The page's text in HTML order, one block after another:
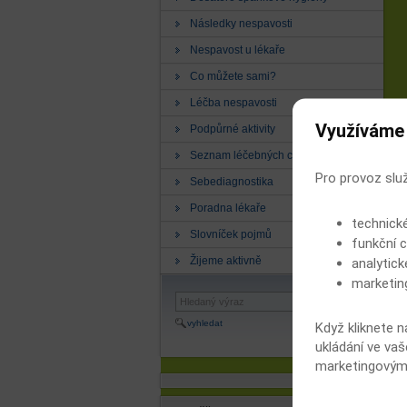
Následky nespavosti
Nespavost u lékaře
Co můžete sami?
Léčba nespavosti
Podpůrné aktivity
Seznam léčebných center
Sebediagnostika
Poradna lékaře
Slovníček pojmů
Žijeme aktivně
vyhledat
Pro provoz
funkční
Když kliknete
ukládání ve